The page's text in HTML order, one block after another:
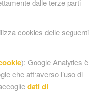
dalle terze parti
cookies delle seguenti
): Google Analytics è
che attraverso l’uso di
dati di